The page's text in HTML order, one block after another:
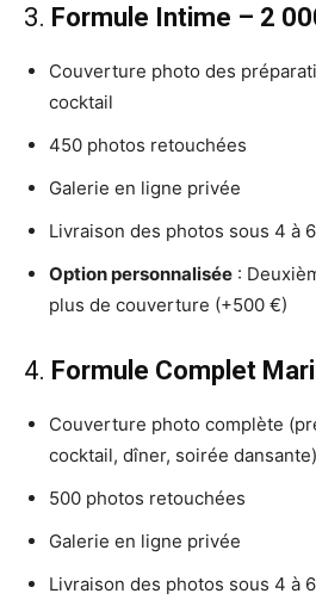
3. Formule Intime – 2
Couverture photo des
cocktail
450 photos retouchées
Galerie en ligne privée
Livraison des photos sous 4 à
Option personnalisée :
plus de couverture (+500 €)
4. Formule Complet
Couverture photo complète
cocktail, dîner, soirée dansante)
500 photos retouchées
Galerie en ligne privée
Livraison des photos sous 4 à